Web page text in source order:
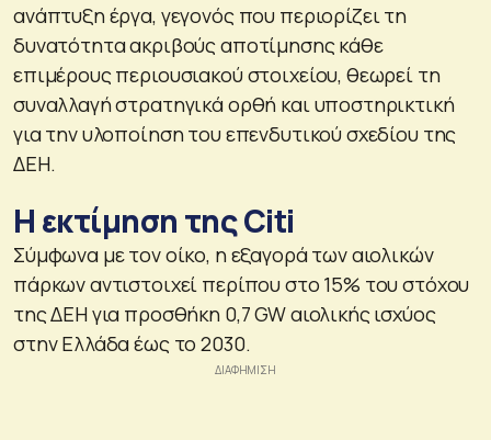
ανάπτυξη έργα, γεγονός που περιορίζει τη
δυνατότητα ακριβούς αποτίμησης κάθε
επιμέρους περιουσιακού στοιχείου, θεωρεί τη
συναλλαγή στρατηγικά ορθή και υποστηρικτική
για την υλοποίηση του επενδυτικού σχεδίου της
ΔΕΗ.
Η εκτίμηση της Citi
Σύμφωνα με τον οίκο, η εξαγορά των αιολικών
πάρκων αντιστοιχεί περίπου στο 15% του στόχου
της ΔΕΗ για προσθήκη 0,7 GW αιολικής ισχύος
στην Ελλάδα έως το 2030.